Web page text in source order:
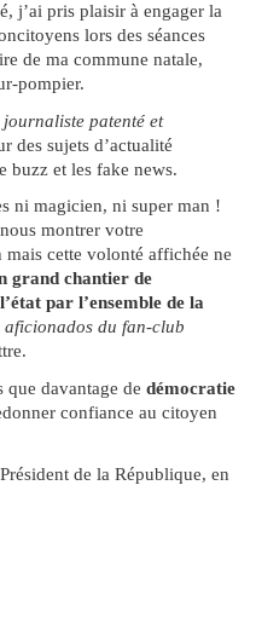
j’ai pris plaisir à engager la
lors des séances
de ma commune natale,
pompier.
journaliste patenté et
des sujets d’actualité
buzz et les fake news.
ni magicien, ni super man !
montrer votre
cette volonté affichée ne
grand chantier de
par l’ensemble de la
aficionados du fan-club
que davantage de démocratie
confiance au citoyen
de la République, en